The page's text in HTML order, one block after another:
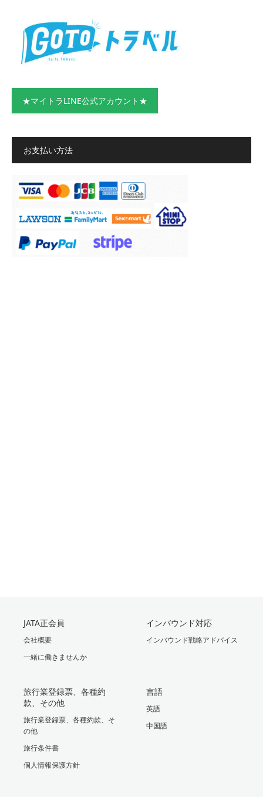
★マイトラLINE公式アカウント★
お支払い方法
JATA正会員
会社概要
一緒に働きませんか
インバウンド対応
インバウンド戦略アドバイス
旅行業登録票、各種約
款、その他
旅行業登録票、各種約款、そ
の他
旅行条件書
個人情報保護方針
言語
英語
中国語